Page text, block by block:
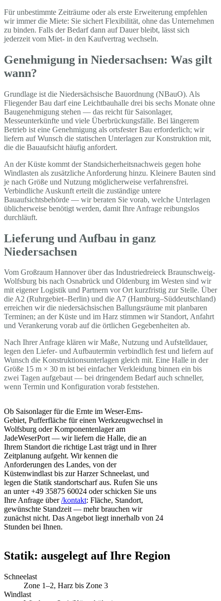
Für unbestimmte Zeiträume oder als erste Erweiterung empfehlen
wir immer die Miete: Sie sichert Flexibilität, ohne das Unternehmen
zu binden. Falls der Bedarf dann auf Dauer bleibt, lässt sich
jederzeit vom Miet- in den Kaufvertrag wechseln.
Genehmigung in Niedersachsen: Was gilt
wann?
Grundlage ist die Niedersächsische Bauordnung (NBauO). Als
Fliegender Bau darf eine Leichtbauhalle drei bis sechs Monate ohne
Baugenehmigung stehen — das reicht für Saisonlager,
Messeunterkünfte und viele Überbrückungsfälle. Bei längerem
Betrieb ist eine Genehmigung als ortsfester Bau erforderlich; wir
liefern auf Wunsch die statischen Unterlagen zur Konstruktion mit,
die die Bauaufsicht häufig anfordert.
An der Küste kommt der Standsicherheitsnachweis gegen hohe
Windlasten als zusätzliche Anforderung hinzu. Kleinere Bauten sind
je nach Größe und Nutzung möglicherweise verfahrensfrei.
Verbindliche Auskunft erteilt die zuständige untere
Bauaufsichtsbehörde — wir beraten Sie vorab, welche Unterlagen
üblicherweise benötigt werden, damit Ihre Anfrage reibungslos
durchläuft.
Lieferung und Aufbau in ganz
Niedersachsen
Vom Großraum Hannover über das Industriedreieck Braunschweig-
Wolfsburg bis nach Osnabrück und Oldenburg im Westen sind wir
mit eigener Logistik und Partnern vor Ort kurzfristig zur Stelle. Über
die A2 (Ruhrgebiet–Berlin) und die A7 (Hamburg–Süddeutschland)
erreichen wir die niedersächsischen Ballungsräume mit planbaren
Terminen; an der Küste und im Harz stimmen wir Standort, Anfahrt
und Verankerung vorab auf die örtlichen Gegebenheiten ab.
Nach Ihrer Anfrage klären wir Maße, Nutzung und Aufstelldauer,
legen den Liefer- und Aufbautermin verbindlich fest und liefern auf
Wunsch die Konstruktionsunterlagen gleich mit. Eine Halle in der
Größe 15 m × 30 m ist bei einfacher Verkleidung binnen ein bis
zwei Tagen aufgebaut — bei dringendem Bedarf auch schneller,
wenn Termin und Konfiguration vorab feststehen.
Ob Saisonlager für die Ernte im Weser-Ems-
Gebiet, Pufferfläche für einen Werkzeugwechsel in
Wolfsburg oder Komponentenlager am
JadeWeserPort — wir liefern die Halle, die an
Ihrem Standort die richtige Last trägt und in Ihrer
Zeitplanung aufgeht. Wir kennen die
Anforderungen des Landes, von der
Küstenwindlast bis zur Harzer Schneelast, und
legen die Statik standortscharf aus. Rufen Sie uns
an unter +49 35875 60024 oder schicken Sie uns
Ihre Anfrage über/kontakt: Fläche, Standort,
gewünschte Standzeit — mehr brauchen wir
zunächst nicht. Das Angebot liegt innerhalb von 24
Stunden bei Ihnen.
Statik: ausgelegt auf Ihre Region
Schneelast
Zone 1–2, Harz bis Zone 3
Windlast